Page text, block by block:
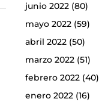
junio 2022(80)
mayo 2022(59)
abril 2022(50)
marzo 2022(51)
febrero 2022(40)
enero 2022(16)